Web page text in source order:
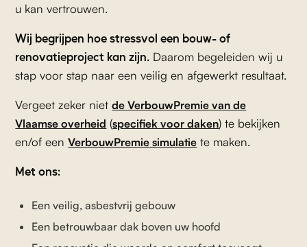
u kan vertrouwen.
Wij begrijpen hoe stressvol een bouw- of
renovatieproject kan zijn. Daarom begeleiden wij u
stap voor stap naar een veilig en afgewerkt resultaat.
Vergeet zeker nietde VerbouwPremie van de
Vlaamse overheid (specifiek voor daken) te bekijken
en/of eenVerbouwPremie simulatie te maken.
Met ons:
Een veilig, asbestvrij gebouw
Een betrouwbaar dak boven uw hoofd